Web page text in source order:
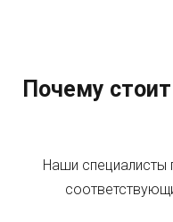
Почему
Наши специалисты